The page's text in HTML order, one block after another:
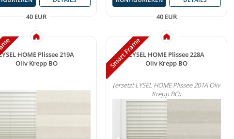
40 EUR 40 EUR
HOME Plissee 219A
Oliv Krepp BO
LYSEL HOME Plissee 228A
Oliv Krepp BO
(ersetzt LYSEL HOME Plissee 201A Oliv
Krepp BO)
Smart Frame